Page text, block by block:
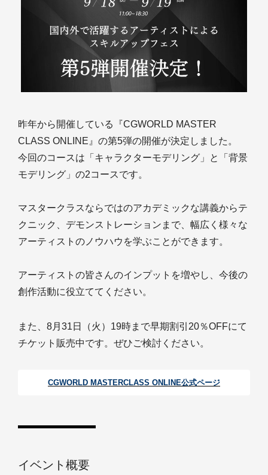
昨年から開催している『CGWORLD MASTER
CLASS ONLINE』の第5弾の開催が決定しました。
今回のコースは「キャラクターモデリング」と「背景
モデリング」の2コースです。
マスタークラスならではのアカデミックな講義からテ
クニック、デモンストレーションまで、幅広く様々な
アーティストのノウハウを学ぶことができます。
アーティストの皆さんのインプットを増やし、今後の
創作活動に役立ててください。
また、8月31日（火）19時まで早期割引20％OFFにて
チケット販売中です。ぜひご検討ください。
CGWORLD MASTERCLASS ONLINE公式ページ
イベント概要